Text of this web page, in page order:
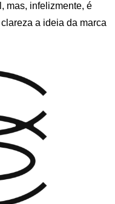
mas, infelizmente, é
a ideia da marca